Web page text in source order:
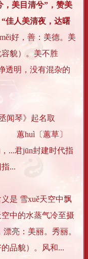
，美目清兮”，赞美
佳人美清夜，达曙
好，善：美德。美
貌）。美不胜
透明，没有混杂的
闻琴》起名取
蕙huì〔蕙草〕
...君jūn封建时代指
...
是 雪xuě天空中飘
中的水蒸气冷至摄
亮：美丽。秀丽。
品貌）。风和...